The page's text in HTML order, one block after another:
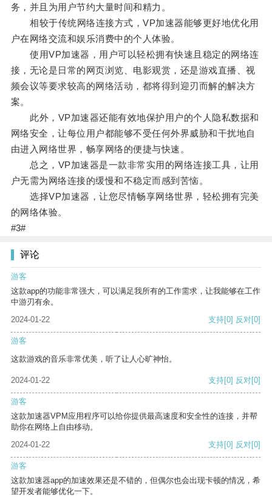
务，并且为用户节约大量时间和精力。
相较于传统网络连接方式，VP加速器能够更好地优化用
户在网络交流和娱乐消费中的个人体验。
使用VP加速器，用户可以轻松拥有快速且稳定的网络连
接，无论是日常的网页浏览、电影观赏，还是游戏直播、视
频会议等要求较高的网络活动，都将得到迎刃而解的解决方
案。
此外，VP加速器还能有效地保护用户的个人隐私数据和
网络安全，让每位用户都能够不受任何外界威胁和干扰地自
由进入网络世界，畅享网络的便捷与快速。
总之，VP加速器是一款非常实用的网络连接工具，让用
户无需为网络连接的缓慢和不稳定而感到苦恼。
选择VP加速器，让您尽情畅享网络世界，轻松拥有完美
的网络体验。
#3#
评论
游客
这款app的功能非常强大，可以满足我所有的工作需求，让我能够在工作
中游刃有余。
2024-01-22
支持[0] 反对[0]
游客
这款游戏的音乐非常优美，听了让人心旷神怡。
2024-01-22 支持[0] 反对[0]
游客
这款加速器VPM应用程序可以给你提供最高速度和安全性的连接，并帮
助你在网络上自由移动。
2024-01-22
支持[0] 反对[0]
游客
这款加速器app的加速效果还是不错的，但偶尔也会出现卡顿的情况，希
望开发者能够优化一下。